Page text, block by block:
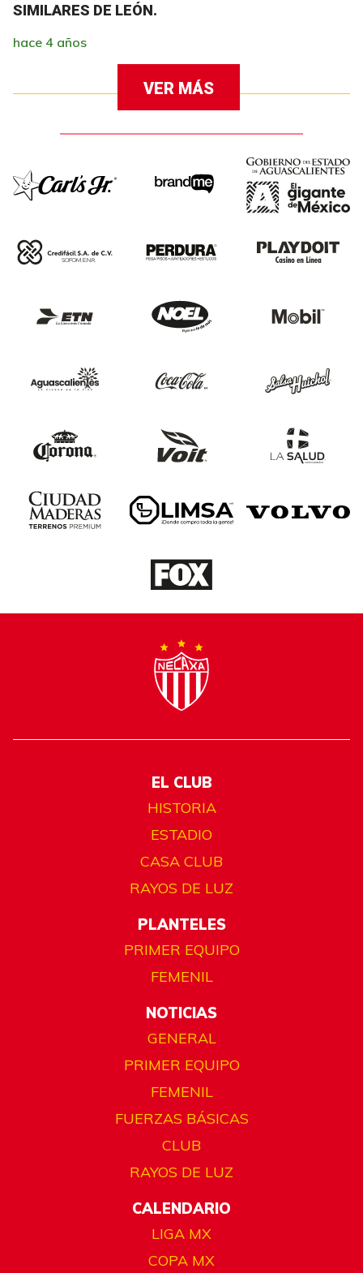
SIMILARES DE LEÓN.
hace 4 años
VER MÁS
EL CLUB
HISTORIA
ESTADIO
CASA CLUB
RAYOS DE LUZ
PLANTELES
PRIMER EQUIPO
FEMENIL
NOTICIAS
GENERAL
PRIMER EQUIPO
FEMENIL
FUERZAS BÁSICAS
CLUB
RAYOS DE LUZ
CALENDARIO
LIGA MX
COPA MX